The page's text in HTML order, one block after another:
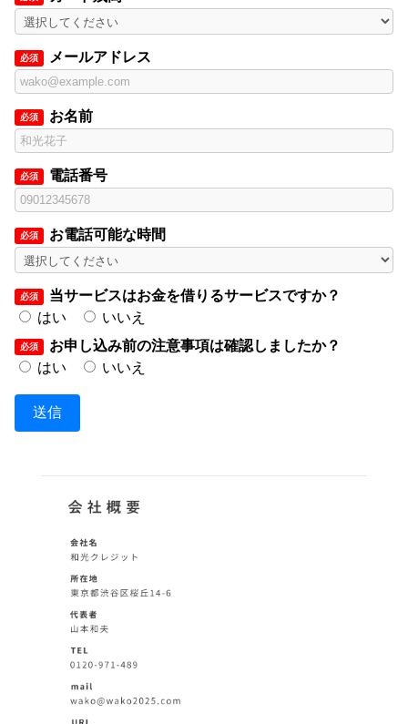
必須 メールアドレス
必須 お名前
必須 電話番号
必須 お電話可能な時間
必須
当サービスはお金を借りるサービスですか？
はい
いいえ
必須
お申し込み前の注意事項は確認しましたか？
はい
いいえ
送信